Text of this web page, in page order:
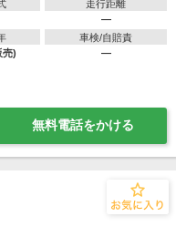
走行距離
―
売)
車検/自賠責
―
無料電話をかける